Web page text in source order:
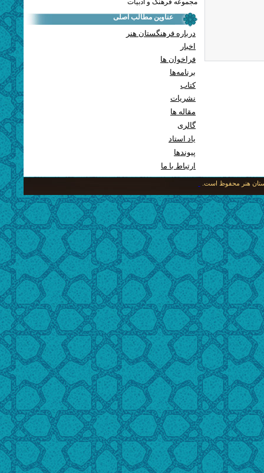
مجموعه فرهنگ و ادبیات
عناوین مطالب اصلی
درباره فرهنگستان هنر
اخبار
فراخوان ها
برنامه‌ها
کتاب
نشریات
مقاله ها
گالری
یاد استاد
پيوندها
ارتباط با ما
هنر محفوظ است.